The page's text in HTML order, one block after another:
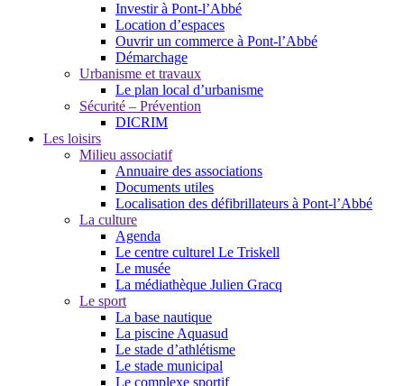
Investir à Pont-l’Abbé
Location d’espaces
Ouvrir un commerce à Pont-l’Abbé
Démarchage
Urbanisme et travaux
Le plan local d’urbanisme
Sécurité – Prévention
DICRIM
Les loisirs
Milieu associatif
Annuaire des associations
Documents utiles
Localisation des défibrillateurs à Pont-l’Abbé
La culture
Agenda
Le centre culturel Le Triskell
Le musée
La médiathèque Julien Gracq
Le sport
La base nautique
La piscine Aquasud
Le stade d’athlétisme
Le stade municipal
Le complexe sportif